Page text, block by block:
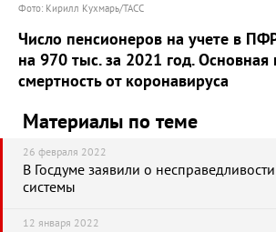
Фото: Кирилл Кухмарь/ТАСС
Число пенсионеров на учете в
на 970 тыс. за 2021 год. Основная
смертность от коронавируса
Материалы по теме
26 февраля 2022
В Госдуме заявили о
системы
12 января 2022